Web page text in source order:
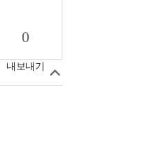
0
내보내기